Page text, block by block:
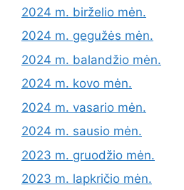
2024 m. birželio mėn.
2024 m. gegužės mėn.
2024 m. balandžio mėn.
2024 m. kovo mėn.
2024 m. vasario mėn.
2024 m. sausio mėn.
2023 m. gruodžio mėn.
2023 m. lapkričio mėn.